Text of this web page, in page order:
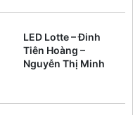
LED Lotte – Đinh
Tiên Hoàng –
Nguyễn Thị Minh